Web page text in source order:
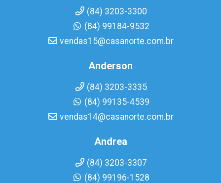
(84) 3203-3300
(84) 99184-9532
vendas15@casanorte.com.br
Anderson
(84) 3203-3335
(84) 99135-4539
vendas14@casanorte.com.br
Andrea
(84) 3203-3307
(84) 99196-1528